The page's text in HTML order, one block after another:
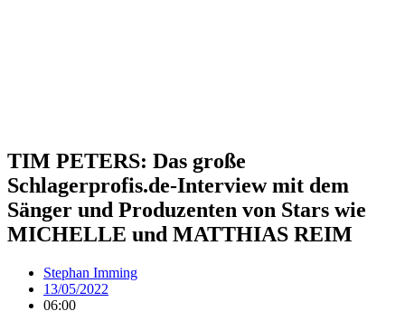
TIM PETERS: Das große
Schlagerprofis.de-Interview mit dem
Sänger und Produzenten von Stars wie
MICHELLE und MATTHIAS REIM
Stephan Imming
13/05/2022
06:00